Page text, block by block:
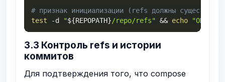
# признак инициализации (refs должны
test
-d "${REPOPATH}/repo/refs" && echo "OK:
3.3 Контроль refs и истории
коммитов
Для подтверждения того, что compose